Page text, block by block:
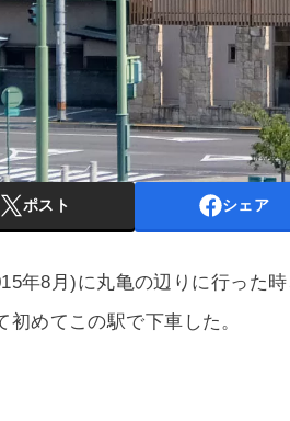
ポスト シェア
年8月)に丸亀の辺りに行った
初めてこの駅で下車した。